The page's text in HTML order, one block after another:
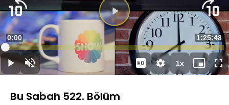
DuraklatSesi
Aç
Süre
0:00 Toplam
Süre
1:25:48
Yüklendi:
0.21%
1xOynatma
Hızı
Mini
oynatıcı
Bu Sabah 522. Bölüm